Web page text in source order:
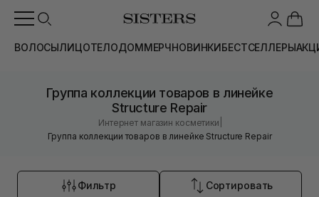
ВОЛОСЫЛИЦОТЕЛОДОММЕРЧНОВИНКИБЕСТСЕЛЛЕРЫ
Группа коллекции товаров в линейке
Structure Repair
Интернет магазин косметики
Группа коллекции товаров в линейке Structure Repair
Фильтр Сортировать